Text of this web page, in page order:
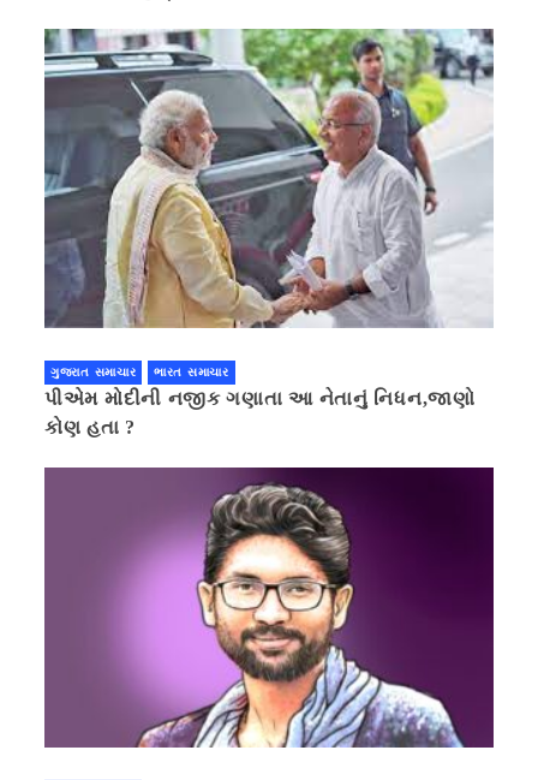
ગુજરાત સમાચાર ભારત સમાચાર
પીએમ મોદીની નજીક ગણાતા આ નેતાનું નિધન,જાણો
કોણ હતા ?